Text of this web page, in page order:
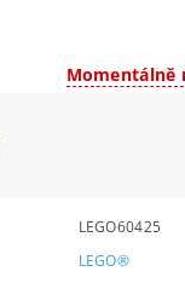
Momentálně
LEGO60425
LEGO®